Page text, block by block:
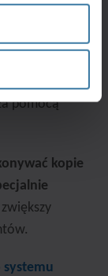
także
i zgodne
pomocą
kopie
systemu